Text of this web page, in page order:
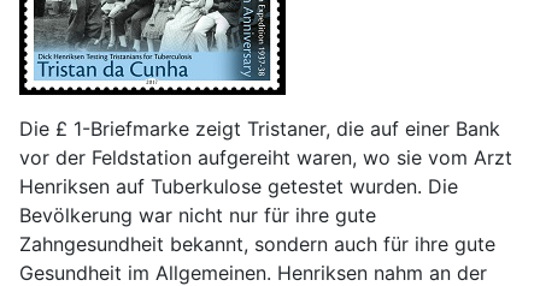
Die £ 1-Briefmarke zeigt Tristaner, die auf einer Bank
vor der Feldstation aufgereiht waren, wo sie vom Arzt
Henriksen auf Tuberkulose getestet wurden. Die
Bevölkerung war nicht nur für ihre gute
Zahngesundheit bekannt, sondern auch für ihre gute
Gesundheit im Allgemeinen. Henriksen nahm an der